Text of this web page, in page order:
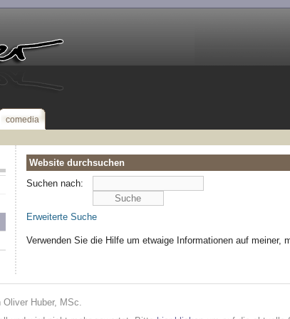
comedia
Website durchsuchen
Suchen nach:
Erweiterte Suche
Verwenden Sie die Hilfe um etwaige Informationen auf meiner,
Huber, MSc.